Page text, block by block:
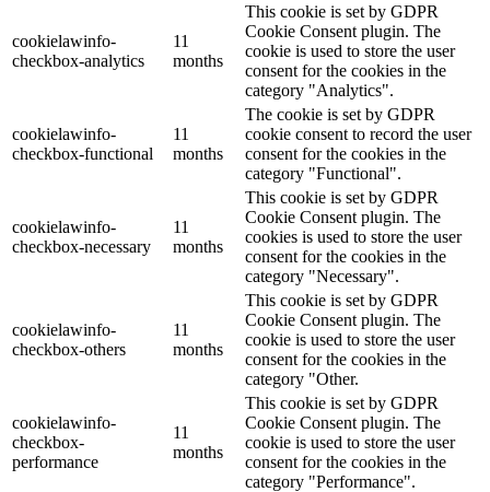
cookielawinfo-
checkbox-analytics
11
months
This cookie is set by GDPR
Cookie Consent plugin. The
cookie is used to store the user
consent for the cookies in the
category "Analytics".
cookielawinfo-
checkbox-functional
11
months
The cookie is set by GDPR
cookie consent to record the user
consent for the cookies in the
category "Functional".
cookielawinfo-
checkbox-necessary
11
months
This cookie is set by GDPR
Cookie Consent plugin. The
cookies is used to store the user
consent for the cookies in the
category "Necessary".
cookielawinfo-
checkbox-others
11
months
This cookie is set by GDPR
Cookie Consent plugin. The
cookie is used to store the user
consent for the cookies in the
category "Other.
cookielawinfo-
checkbox-
performance
11
months
This cookie is set by GDPR
Cookie Consent plugin. The
cookie is used to store the user
consent for the cookies in the
category "Performance".